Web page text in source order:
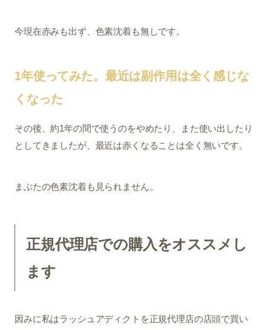
今現在赤みも出ず、色素沈着も無しです。
1年使ってみた。最近は副作用は全く感じな
くなった
その後、約1年の間で使うのをやめたり、また使い出したり
としてきましたが、最近は赤くなることは全く無いです。
まぶたの色素沈着も見られません。
正規代理店での購入をオススメし
ます
因みに私はラッシュアディクトを正規代理店の店頭で買い